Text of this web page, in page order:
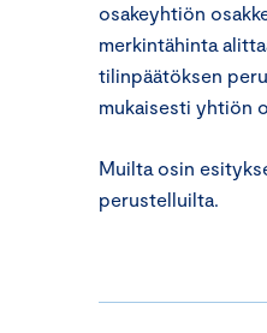
osakeyhtiön
merkintähinta
tilinpäätöksen
mukaisesti yhtiön
Muilta osin
perustelluilta.